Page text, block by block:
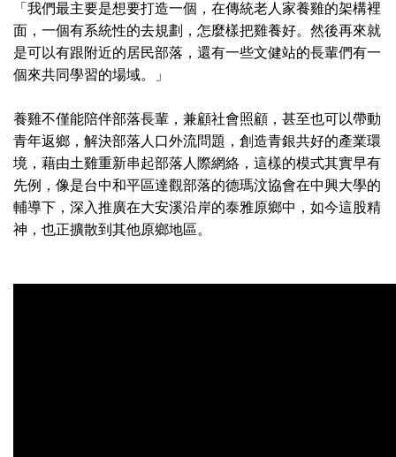
「我們最主要是想要打造一個，在傳統老人家養雞的架構裡
面，一個有系統性的去規劃，怎麼樣把雞養好。然後再來就
是可以有跟附近的居民部落，還有一些文健站的長輩們有一
個來共同學習的場域。」
養雞不僅能陪伴部落長輩，兼顧社會照顧，甚至也可以帶動
青年返鄉，解決部落人口外流問題，創造青銀共好的產業環
境，藉由土雞重新串起部落人際網絡，這樣的模式其實早有
先例，像是台中和平區達觀部落的德瑪汶協會在中興大學的
輔導下，深入推廣在大安溪沿岸的泰雅原鄉中，如今這股精
神，也正擴散到其他原鄉地區。